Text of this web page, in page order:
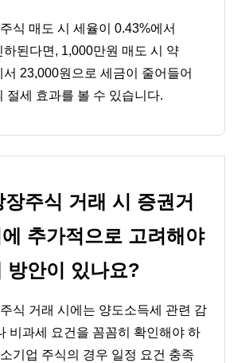
식 매도 시 세율이 0.43%에서
하된다면, 1,000만원 매도 시 약
23,000원으로 세금이 줄어들어
절세 효과를 볼 수 있습니다.
장주식 거래 시 증권거
추가적으로 고려해야
방안이 있나요?
식 거래 시에는 양도소득세 관련 감
비과세 요건을 꼼꼼히 확인해야 하
기업 주식의 경우 일정 요건 충족